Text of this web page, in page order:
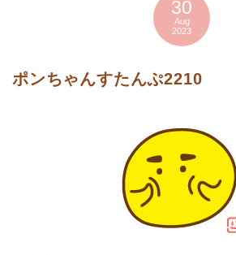
30
Aug
2023
ポンちゃんすたんぷ2210